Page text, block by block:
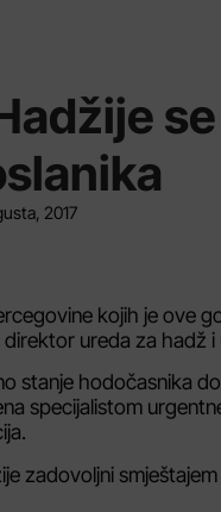
2017
kojih je ove
ureda za hadž
stanje hodočasnika
specijalistom
zadovoljni